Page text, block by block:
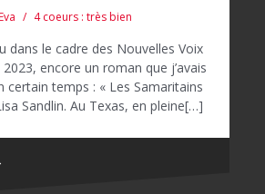
4 coeurs : très bien
dans le cadre des Nouvelles Voix
encore un roman que j’avais
certain temps : « Les Samaritains
Sandlin. Au Texas, en pleine[…]